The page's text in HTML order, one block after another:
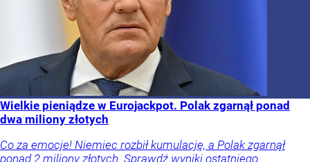
Wielkie pieniądze w Eurojackpot. Polak zgarnął ponad
dwa miliony złotych
Co za emocje! Niemiec rozbił kumulację, a Polak zgarnął
ponad 2 miliony złotych. Sprawdź wyniki ostatniego